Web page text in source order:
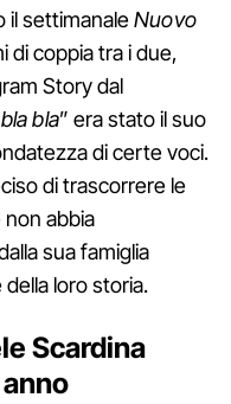
il settimanaleNuovo
di coppia tra i due,
Story dal
bla” era stato il suo
di certe voci.
di trascorrere le
non abbia
sua famiglia
loro storia.
Scardina